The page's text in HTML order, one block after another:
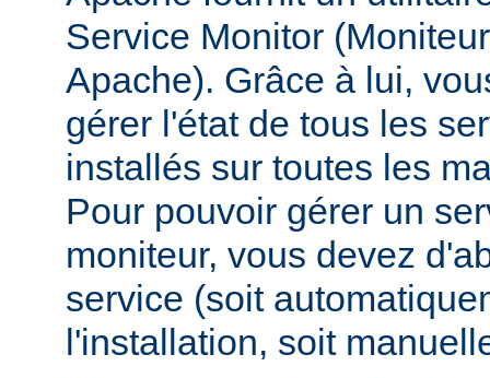
Service Monitor
Apache). Grâce à lui,
gérer l'état de tous les
installés sur toutes les
Pour pouvoir gérer un
moniteur, vous devez
service (soit
l'installation, soit